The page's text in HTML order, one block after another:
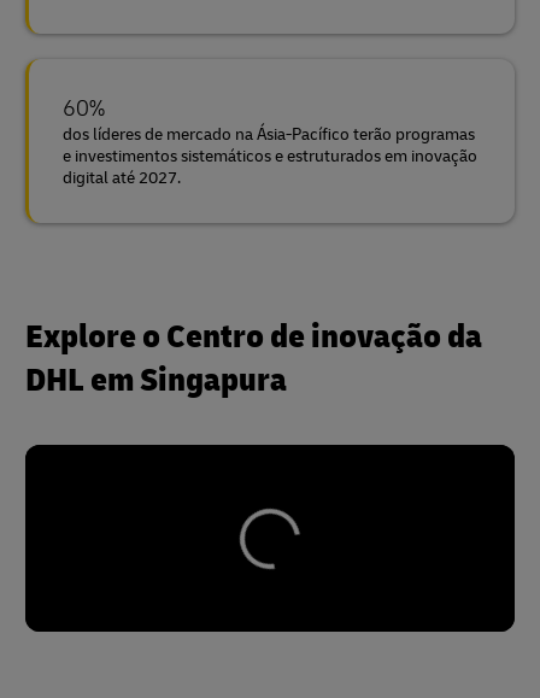
60%
dos líderes de mercado na Ásia-Pacífico terão programas
e investimentos sistemáticos e estruturados em inovação
digital até 2027.
Explore o Centro de inovação da
DHL em Singapura